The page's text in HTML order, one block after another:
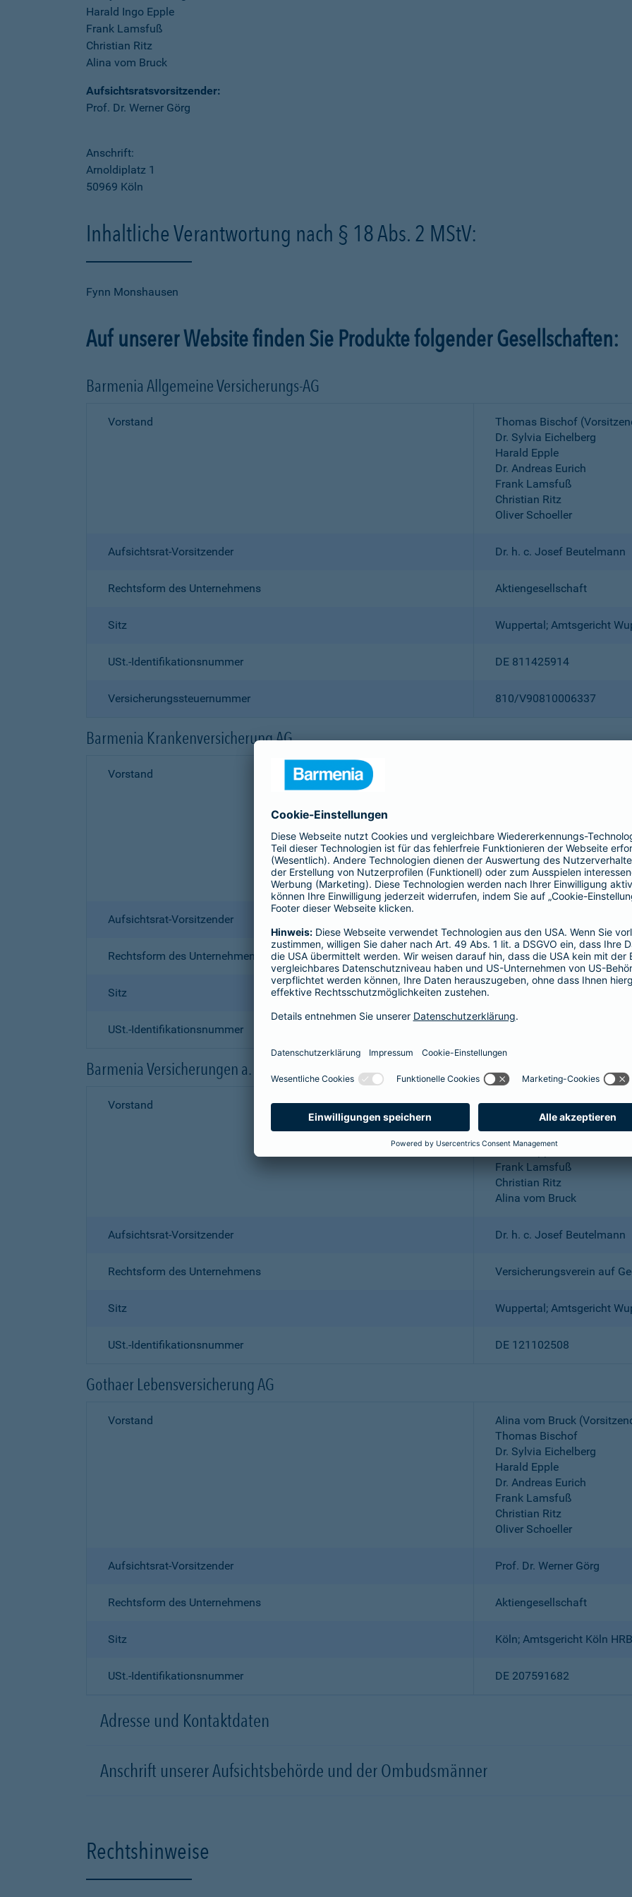
Harald Ingo Epple
Frank Lamsfuß
Christian Ritz
Alina vom Bruck
Aufsichtsratsvorsitzender:
Prof. Dr. Werner Görg
Anschrift:
Arnoldiplatz 1
50969 Köln
Inhaltliche Verantwortung nach § 18 Abs. 2 MStV:
Fynn Monshausen
Auf unserer Website finden Sie Produkte folgender Gesellschaften:
Barmenia Allgemeine Versicherungs-AG
Vorstand
Thomas Bischof
Dr. Sylvia Eichelberg
Harald Epple
Dr. Andreas Eurich
Frank Lamsfuß
Christian Ritz
Oliver Schoeller
Aufsichtsrat-Vorsitzender Dr. h. c. Josef Beutelmann
Rechtsform des Unternehmens Aktiengesellschaft
Sitz Wuppertal; Amtsgericht
USt.-Identifikationsnummer DE 811425914
Versicherungssteuernummer 810/V90810006337
Barmenia Krankenversicherung AG
Vorstand
Dr. Andreas Eurich
Frank Lamsfuß
Oliver Schoeller
Alina vom Bruck
Aufsichtsrat-Vorsitzender
Rechtsform des Unternehmens Aktiengesellschaft
Sitz
USt.-Identifikationsnummer
Barmenia Versicherungen a. G.
Vorstand
Dr. Andreas Eurich, Oliver
Thomas Bischof
Dr. Sylvia Eichelberg
Harald Epple
Frank Lamsfuß
Christian Ritz
Alina vom Bruck
Aufsichtsrat-Vorsitzender Dr. h. c. Josef Beutelmann
Rechtsform des Unternehmens Versicherungsverein auf
Sitz Wuppertal; Amtsgericht
USt.-Identifikationsnummer DE 121102508
Gothaer Lebensversicherung AG
Vorstand
Alina vom Bruck
Thomas Bischof
Dr. Sylvia Eichelberg
Harald Epple
Dr. Andreas Eurich
Frank Lamsfuß
Christian Ritz
Oliver Schoeller
Aufsichtsrat-Vorsitzender Prof. Dr. Werner Görg
Rechtsform des Unternehmens Aktiengesellschaft
Sitz Köln; Amtsgericht Köln
USt.-Identifikationsnummer DE 207591682
Adresse und Kontaktdaten
Anschrift unserer Aufsichtsbehörde und der Ombudsmänner
Rechtshinweise